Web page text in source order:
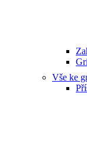
Vše ke